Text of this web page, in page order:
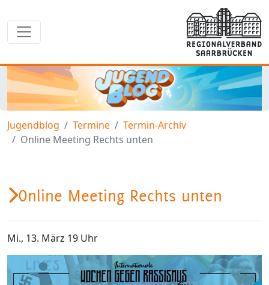
Jugendblog Termine
Termin-Archiv
Online Meeting Rechts unten
Online Meeting Rechts unten
Mi., 13. März 19 Uhr